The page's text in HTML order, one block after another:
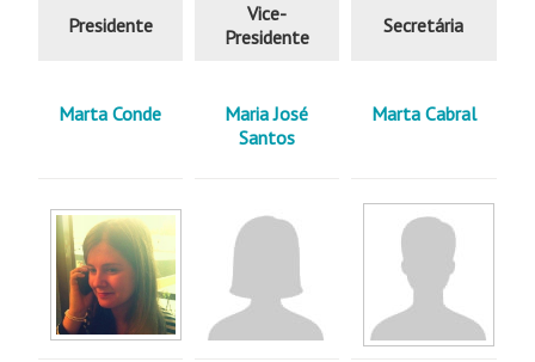
Presidente
Vice-
Presidente
Secretária
Marta Conde
Maria José
Santos
Marta Cabral